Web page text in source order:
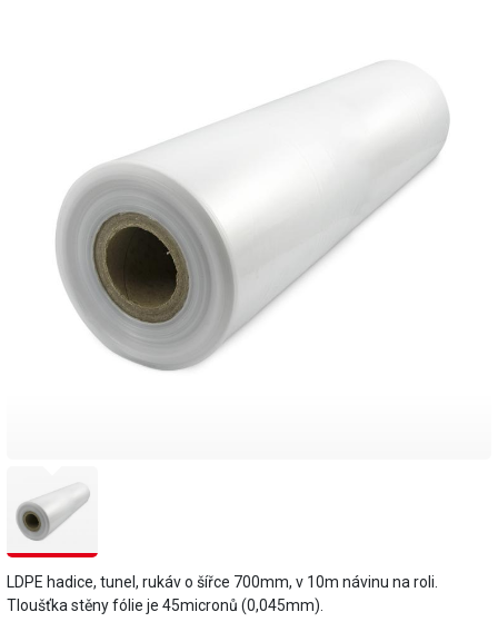
LDPE hadice, tunel, rukáv o šířce 700mm, v 10m návinu na roli.
Tloušťka stěny fólie je 45micronů (0,045mm).